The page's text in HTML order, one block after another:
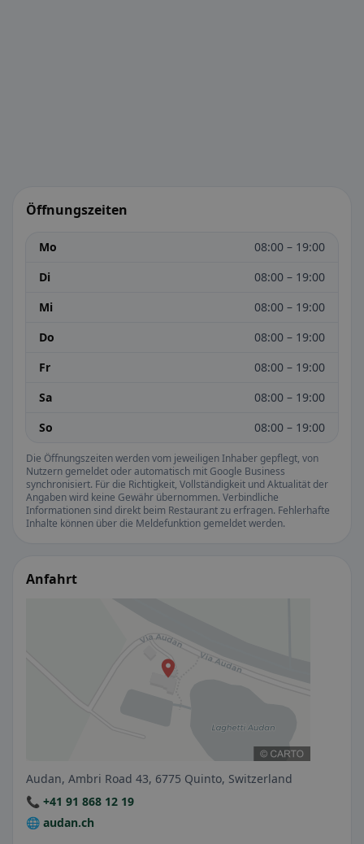
Öffnungszeiten
Mo
08:00 – 19:00
Di
08:00 – 19:00
Mi
08:00 – 19:00
Do
08:00 – 19:00
Fr
08:00 – 19:00
Sa
08:00 – 19:00
So
08:00 – 19:00
Die Öffnungszeiten werden vom jeweiligen Inhaber gepflegt, von
Nutzern gemeldet oder automatisch mit Google Business
synchronisiert. Für die Richtigkeit, Vollständigkeit und Aktualität der
Angaben wird keine Gewähr übernommen. Verbindliche
Informationen sind direkt beim Restaurant zu erfragen. Fehlerhafte
Inhalte können über die Meldefunktion gemeldet werden.
Anfahrt
Audan, Ambri Road 43, 6775 Quinto, Switzerland
📞 +41 91 868 12 19
🌐 audan.ch